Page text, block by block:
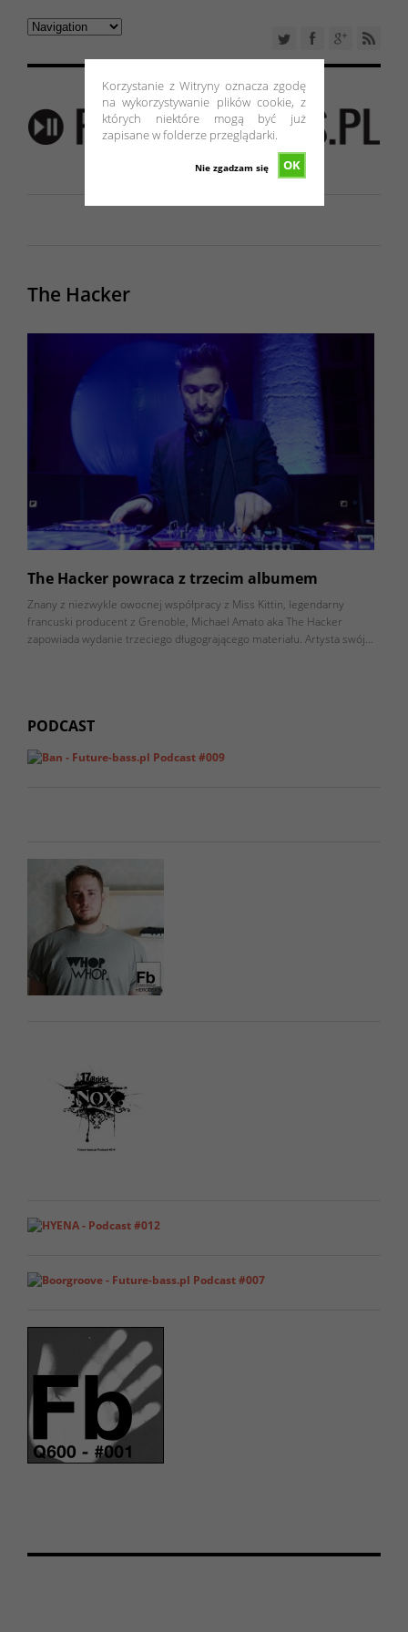
Korzystanie z Witryny oznacza zgodę
na wykorzystywanie plików cookie, z
których niektóre mogą być już
zapisane w folderze przeglądarki.
OK
Nie zgadzam się
The Hacker
The Hacker powraca z trzecim albumem
Znany z niezwykle owocnej współpracy z Miss Kittin, legendarny
francuski producent z Grenoble, Michael Amato aka The Hacker
zapowiada wydanie trzeciego długogrającego materiału. Artysta swój…
PODCAST